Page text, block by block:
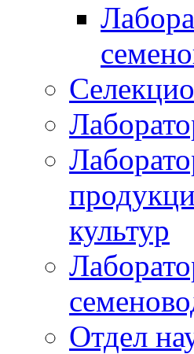
культур
Отдел